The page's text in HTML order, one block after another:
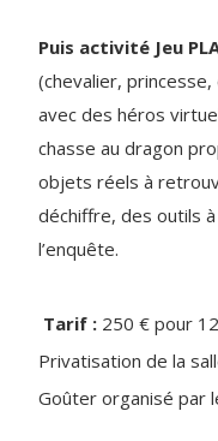
Puis activité Jeu
(chevalier,
avec des héros
chasse au dragon
objets réels à
déchiffre, des outils
l’enquête.
Tarif : 250 € pour
Privatisation de la
Goûter organisé par